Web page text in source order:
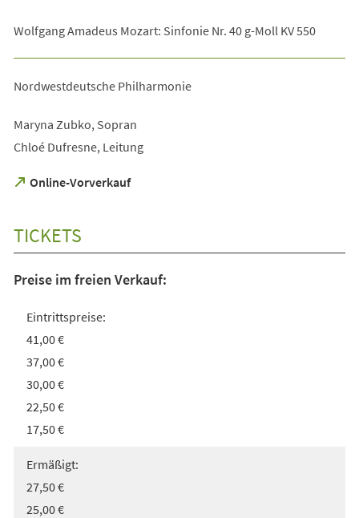
Wolfgang Amadeus Mozart: Sinfonie Nr. 40 g-Moll KV 550
Nordwestdeutsche Philharmonie
Maryna Zubko, Sopran
Chloé Dufresne, Leitung
Online-Vorverkauf
(Öffnet
neuen
Tab)
TICKETS
Preise im freien Verkauf:
Eintrittspreise:
41,00 €
37,00 €
30,00 €
22,50 €
17,50 €
Ermäßigt:
27,50 €
25,00 €